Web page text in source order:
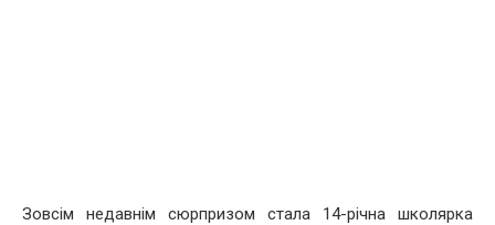
Зовсім недавнім сюрпризом стала 14-річна школярка